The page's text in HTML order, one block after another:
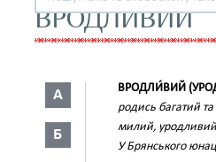
ВРОДЛИВИЙ
А
Б
ВРОДЛИ́ВИЙ
родись багатий
милий,
У Брянського